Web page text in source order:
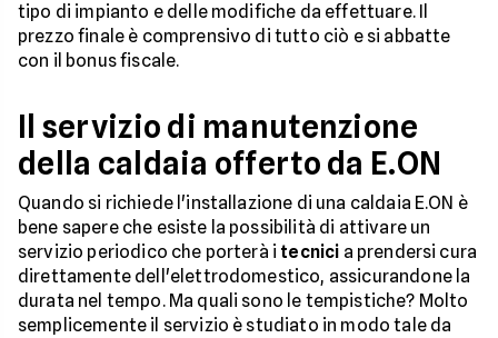
tipo di impianto e delle modifiche da effettuare. Il
prezzo finale è comprensivo di tutto ciò e si abbatte
con il bonus fiscale.
Il servizio di manutenzione
della caldaia offerto da E.ON
Quando si richiede l'installazione di una caldaia E.ON è
bene sapere che esiste la possibilità di attivare un
servizio periodico che porterà i tecnici a prendersi cura
direttamente dell'elettrodomestico, assicurandone la
durata nel tempo. Ma quali sono le tempistiche? Molto
semplicemente il servizio è studiato in modo tale da